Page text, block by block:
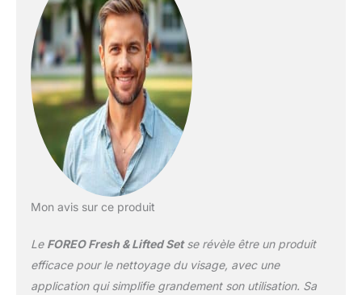
Mon avis sur ce produit
Le FOREO Fresh & Lifted Setse révèle être un produit
efficace pour le nettoyage du visage, avec une
application qui simplifie grandement son utilisation. Sa